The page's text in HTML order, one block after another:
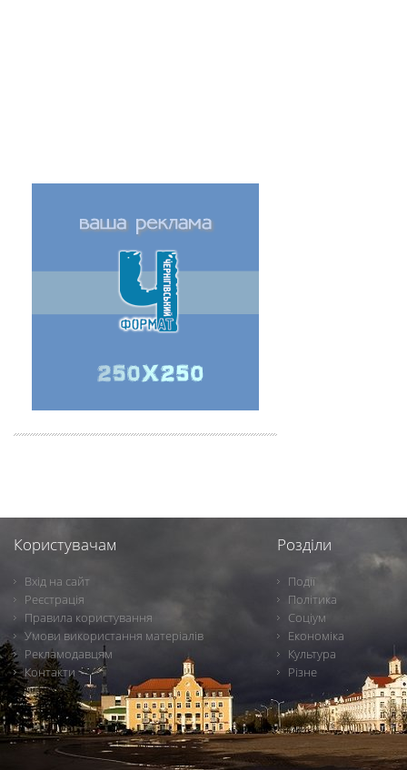
Користувачам
Вхід на сайт
Реєстрація
Правила користування
Умови використання матеріалів
Рекламодавцям
Контакти
Розділи
Події
Політика
Соціум
Економіка
Культура
Різне